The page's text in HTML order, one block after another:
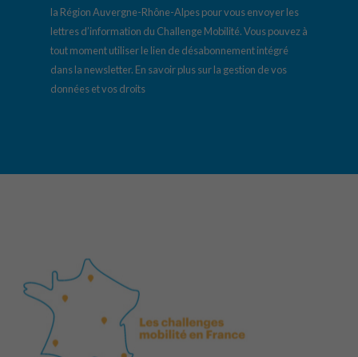
la Région Auvergne-Rhône-Alpes pour vous envoyer les
lettres d’information du Challenge Mobilité. Vous pouvez à
tout moment utiliser le lien de désabonnement intégré
dans la newsletter. En savoir plus sur la gestion de vos
données et vos droits